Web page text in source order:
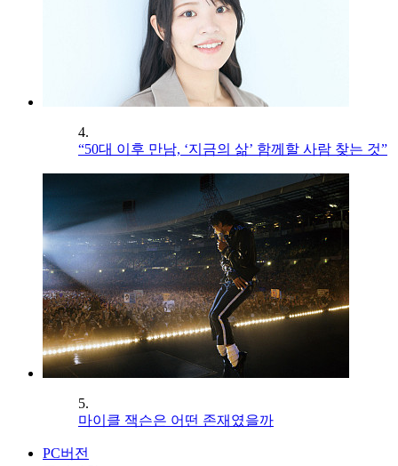
4.
“50대 이후 만남, ‘지금의 삶’ 함께할 사람 찾는 것”
5.
마이클 잭슨은 어떤 존재였을까
PC버전